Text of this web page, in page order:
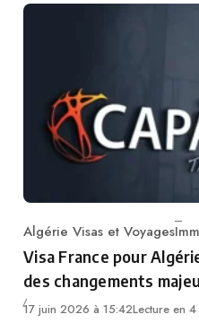
Category
Algérie Visas et Voyages
Visa France pour
des changements
17 juin 2026 à 15:42Lecture en